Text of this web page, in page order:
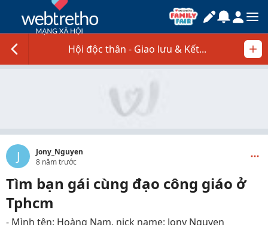
Hội độc thân - Giao lưu & Kết...
J
Jony_Nguyen
8 năm trước
Tìm bạn gái cùng đạo công giáo ở
Tphcm
- Mình tên: Hoàng Nam, nick name: Jony Nguyen